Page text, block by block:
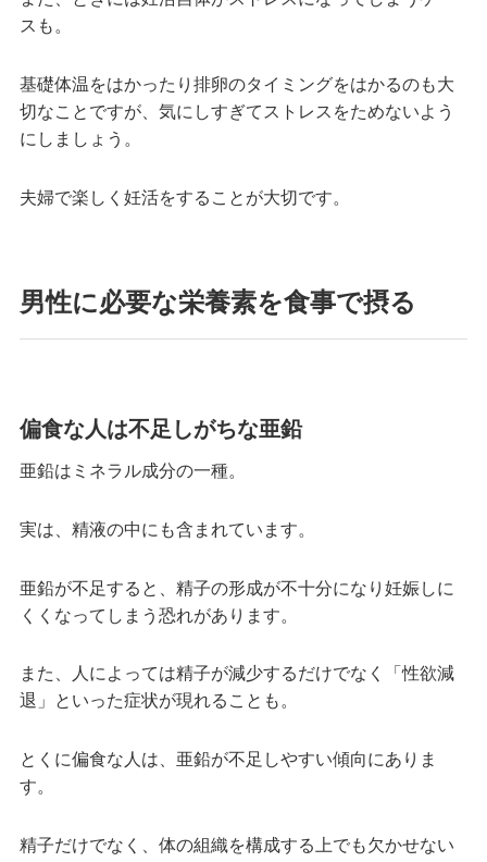
スも。
基礎体温をはかったり排卵のタイミングをはかるのも大
切なことですが、気にしすぎてストレスをためないよう
にしましょう。
夫婦で楽しく妊活をすることが大切です。
男性に必要な栄養素を食事で摂る
偏食な人は不足しがちな亜鉛
亜鉛はミネラル成分の一種。
実は、精液の中にも含まれています。
亜鉛が不足すると、精子の形成が不十分になり妊娠しに
くくなってしまう恐れがあります。
また、人によっては精子が減少するだけでなく「性欲減
退」といった症状が現れることも。
とくに偏食な人は、亜鉛が不足しやすい傾向にありま
す。
精子だけでなく、体の組織を構成する上でも欠かせない